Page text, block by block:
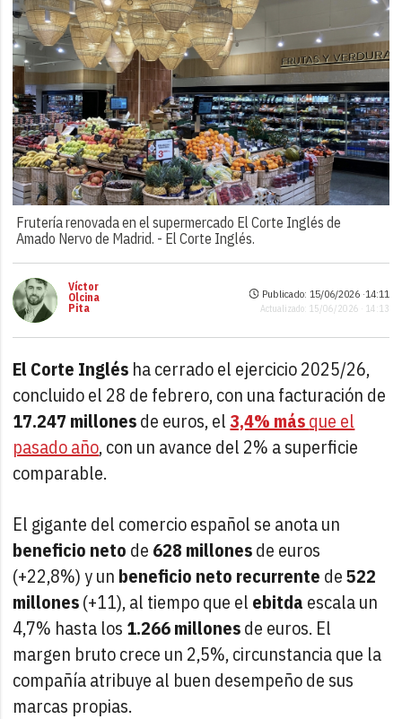
Frutería renovada en el supermercado El Corte Inglés de
Amado Nervo de Madrid. - El Corte Inglés.
Víctor
Olcina
Pita
Publicado: 15/06/2026 ·14:11
Actualizado: 15/06/2026 · 14:13
El Corte Inglés ha cerrado el ejercicio 2025/26,
concluido el 28 de febrero, con una facturación de
17.247 millonesde euros, el 3,4% másque el
pasado año, con un avance del 2% a superficie
comparable.
El gigante del comercio español se anota un
beneficio neto de 628 millonesde euros
(+22,8%) y un beneficio neto recurrente de522
millones(+11), al tiempo que el ebitda escala un
4,7% hasta los 1.266 millonesde euros. El
margen bruto crece un 2,5%, circunstancia que la
compañía atribuye al buen desempeño de sus
marcas propias.